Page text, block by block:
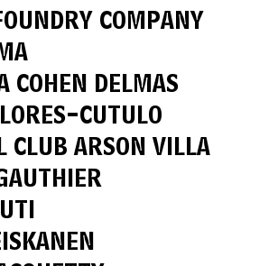
COMPANY
COHEN DELMAS
CUTULO
CLUB ARSON VILLA